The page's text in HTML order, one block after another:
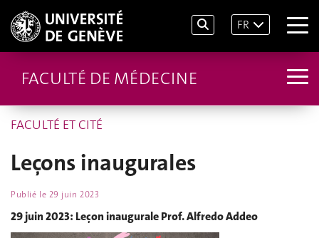
FR
FACULTÉ DE MÉDECINE
FACULTÉ ET CITÉ
Leçons inaugurales
Publié le 29 juin 2023
29 juin 2023: Leçon inaugurale Prof. Alfredo Addeo